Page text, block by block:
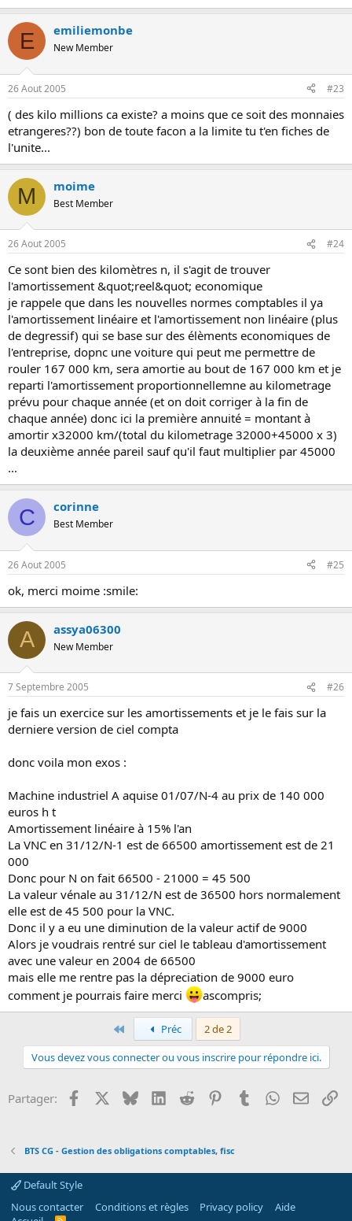
E emiliemonbe
New Member
26 Aout 2005 #23
( des kilo millions ca existe? a moins que ce soit des monnaies
etrangeres??) bon de toute facon a la limite tu t'en fiches de
l'unite...
M moime
Best Member
26 Aout 2005 #24
Ce sont bien des kilomètres n, il s'agit de trouver
l'amortissement &quot;reel&quot; economique
je rappele que dans les nouvelles normes comptables il ya
l'amortissement linéaire et l'amortissement non linéaire (plus
de degressif) qui se base sur des élèments economiques de
l'entreprise, dopnc une voiture qui peut me permettre de
rouler 167 000 km, sera amortie au bout de 167 000 km et je
reparti l'amortissement proportionnellemne au kilometrage
prévu pour chaque année (et on doit corriger à la fin de
chaque année) donc ici la première annuité = montant à
amortir x32000 km/(total du kilometrage 32000+45000 x 3)
la deuxième année pareil sauf qu'il faut multiplier par 45000
...
C corinne
Best Member
26 Aout 2005 #25
ok, merci moime :smile:
A assya06300
New Member
7 Septembre 2005 #26
je fais un exercice sur les amortissements et je le fais sur la
derniere version de ciel compta
donc voila mon exos :
Machine industriel A aquise 01/07/N-4 au prix de 140 000
euros h t
Amortissement linéaire à 15% l'an
La VNC en 31/12/N-1 est de 66500 amortissement est de 21
000
Donc pour N on fait 66500 - 21000 = 45 500
La valeur vénale au 31/12/N est de 36500 hors normalement
elle est de 45 500 pour la VNC.
Donc il y a eu une diminution de la valeur actif de 9000
Alors je voudrais rentré sur ciel le tableau d'amortissement
avec une valeur en 2004 de 66500
mais elle me rentre pas la dépreciation de 9000 euro
comment je pourrais faire merci
ascompris;
PremierPréc
2 de 2
Vous devez vous connecter ou vous inscrire pour répondre ici.
Partager: Facebook BlueskyLinkedInReddit PinterestTumblrWhatsApp
Email
BTS CG - Gestion des obligations comptables, fisc
Default Style
Nous contacter
Conditions et règles Privacy policy
Aide